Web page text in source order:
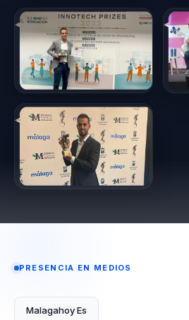
PRESENCIA EN MEDIOS
Malagahoy Es